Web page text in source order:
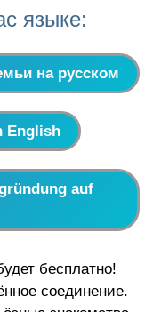
языке:
на русском
English
auf
бесплатно!
соединение.